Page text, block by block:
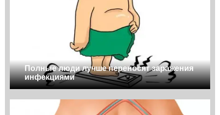
Полные люди лучше переносят заражения
инфекциями